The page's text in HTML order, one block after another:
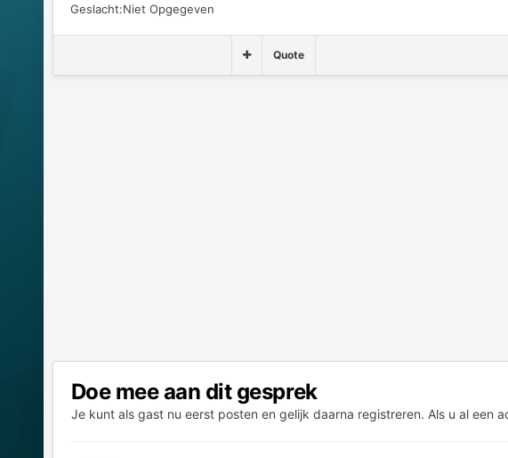
Geslacht:Niet Opgegeven
Quote
Doe mee aan dit gesprek
Je kunt als gast nu eerst posten en gelijk daarna registreren. Als u al een